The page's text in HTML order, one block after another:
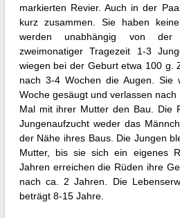
markierten Revier. Auch in der
kurz zusammen. Sie haben
werden unabhängig von
zweimonatiger Tragezeit 1-3
wiegen bei der Geburt etwa 100 g.
nach 3-4 Wochen die Augen. Sie
Woche gesäugt und verlassen
Mal mit ihrer Mutter den Bau. Die
Jungenaufzucht weder das
der Nähe ihres Baus. Die Jungen
Mutter, bis sie sich ein eigenes
Jahren erreichen die Rüden ihre
nach ca. 2 Jahren. Die
beträgt 8-15 Jahre.